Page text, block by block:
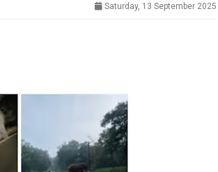
Saturday, 13 September 2025